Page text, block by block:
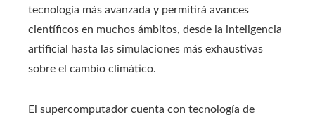
tecnología más avanzada y permitirá avances
científicos en muchos ámbitos, desde la inteligencia
artificial hasta las simulaciones más exhaustivas
sobre el cambio climático.
El supercomputador cuenta con tecnología de